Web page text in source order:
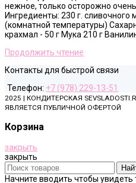
нежное, только осторожно
Ингредиенты: 230 г. сливочного
(комнатной температуры)
крахмал - 50 г Мука 210 г
Продолжить чтение
Контакты для быстрой связи
Телефон: +7 (978) 229-13-51
2025 | КОНДИТЕРСКАЯ
ЯВЛЯЕТСЯ ПУБЛИЧНОЙ ОФЕРТОЙ
Корзина
закрыть
закрыть
Начните вводить чтобы